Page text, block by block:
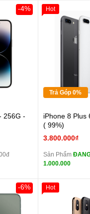
256G -
-4%
Trả Góp 0%
iPhone 8 Plus
( 99%)
3.800.000₫
Sản Phẩm
1.000.000
Hot
-6% Hot